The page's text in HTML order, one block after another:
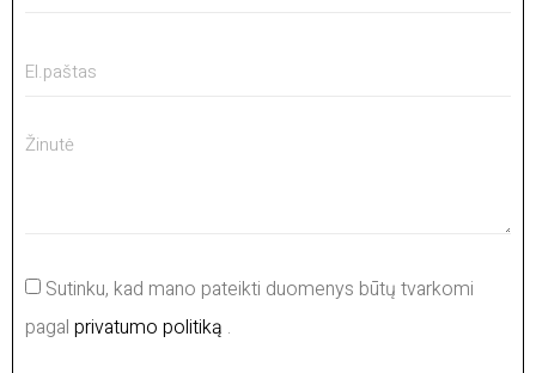
Sutinku, kad mano pateikti duomenys būtų tvarkomi
pagal privatumo politiką .